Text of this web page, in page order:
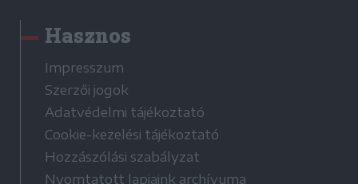
Hasznos
Impresszum
Szerzői jogok
Adatvédelmi tájékoztató
Cookie-kezelési tájékoztató
Hozzászólási szabályzat
Nyomtatott lapjaink archívuma